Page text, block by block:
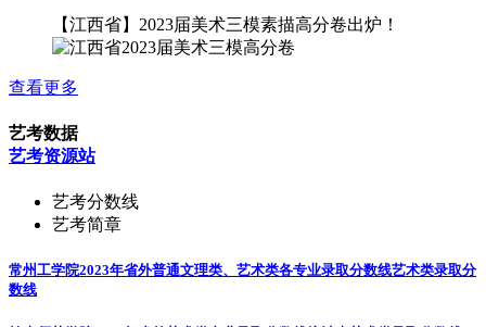
【江西省】2023届美术三模素描高分卷出炉！
查看更多
艺考数据
艺考资源站
艺考分数线
艺考简章
常州工学院2023年省外普通文理类、艺术类各专业录取分数线艺术类录取分
数线